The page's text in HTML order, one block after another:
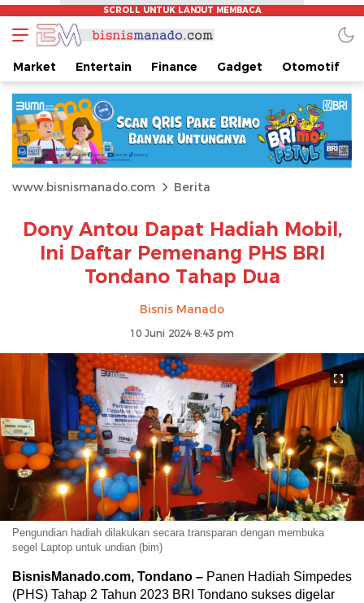
Market Entertain Finance Gadget Otomotif
www.bisnismanado.com Berita
Dony Antou Dapat Hadiah Mobil,
Ini Daftar Pemenang PHS BRI
Tondano Tahap Dua
Bisnis Manado
10 Juni 2024 8:43 pm
Pengundian hadiah dilakukan secara transparan dengan membuka
segel Laptop untuk undian (bim)
BisnisManado.com, Tondano – Panen Hadiah Simpedes
(PHS) Tahap 2 Tahun 2023 BRI Tondano sukses digelar